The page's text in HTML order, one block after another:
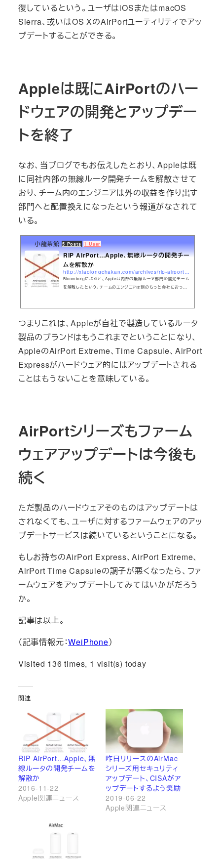
復しているという。ユーザはiOSまたはmacOS
Sierra、或いはOS XのAirPortユーティリティでアッ
プデートすることができる。
Appleは既にAirPortのハー
ドウェアの開発とアップデー
トを終了
なお、当ブログでもお伝えしたとおり、Appleは既
に同社内部の無線ルータ開発チームを解散させて
おり、チーム内のエンジニアは外の収益を作り出す
部門へと配置換えになったという報道がなされて
いる。
小龍茶館 5 Posts 1 User
RIP AirPort…Apple、無線ルータの開発チー
ムを解散か
Bloombergによると、Appleは内部の無線ルータ部門の開発チーム
を解散したという。チームのエンジニアは別のもっと会社におって
つまりこれは、Appleが自社で製造しているルータ
製品のブランドはもうこれまでということになり、
AppleのAirPort Extreme、Time Capsule、AirPort
Expressがハードウェア的にはアップデートされる
ことはもうないことを意味している。
AirPortシリーズもファーム
ウェアアップデートは今後も
続く
ただ製品のハードウェアそのものはアップデートは
されなくても、ユーザに対するファームウェアのアッ
プデートサービスは続いているということになる。
もしお持ちのAirPort Express、AirPort Extreme、
AirPort Time Capsuleの調子が悪くなったら、ファ
ームウェアをアップデートしてみてはいかがだろう
か。
記事は以上。
（記事情報元：WeiPhone）
Visited 136 times, 1 visit(s) today
関連
RIP AirPort…Apple、無
線ルータの開発チームを
解散か
2016-11-22
Apple関連ニュース
昨日リリースのAirMac
シリーズ用セキュリティ
アップデート、CISAがア
ップデートするよう奨励
2019-06-22
Apple関連ニュース